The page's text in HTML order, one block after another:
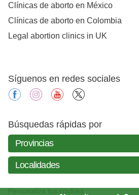
Clínicas de aborto en México
Clínicas de aborto en Colombia
Legal abortion clinics in UK
Síguenos en redes sociales
facebookinstagramyoutube
Búsquedas rápidas por